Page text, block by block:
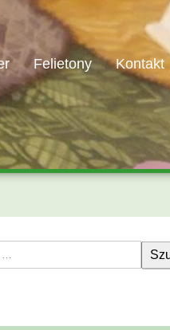
Felietony Kontakt